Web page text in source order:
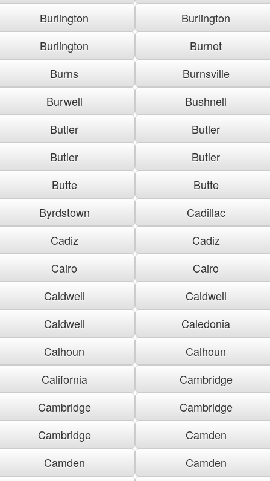
Burlington
Burlington
Burlington
Burnet
Burns
Burnsville
Burwell
Bushnell
Butler
Butler
Butler
Butler
Butte
Butte
Byrdstown
Cadillac
Cadiz
Cadiz
Cairo
Cairo
Caldwell
Caldwell
Caldwell
Caledonia
Calhoun
Calhoun
California
Cambridge
Cambridge
Cambridge
Cambridge
Camden
Camden
Camden